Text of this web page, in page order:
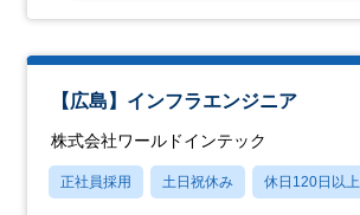
【広島】インフラエンジニア
株式会社ワールドインテック
正社員採用 土日祝休み 休日120日以上